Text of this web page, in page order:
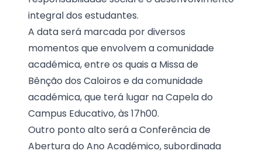
integral dos estudantes.
A data será marcada por diversos
momentos que envolvem a comunidade
académica, entre os quais a Missa de
Bênção dos Caloiros e da comunidade
académica, que terá lugar na Capela do
Campus Educativo, às 17h00.
Outro ponto alto será a Conferência de
Abertura do Ano Académico, subordinada